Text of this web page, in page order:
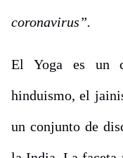
coronavirus”.
El Yoga es un
hinduismo, el
un conjunto de